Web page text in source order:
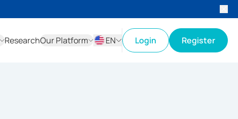
ResearchOur Platform
EN
Login Register